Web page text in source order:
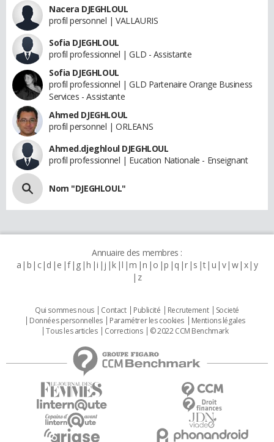
Nacera DJEGHLOUL
profil personnel | VALLAURIS
Sofia DJEGHLOUL
profil professionnel | GLD - Assistante
Sofia DJEGHLOUL
profil professionnel | GLD Partenaire Orange Business
Services - Assistante
Ahmed DJEGHLOUL
profil personnel | ORLEANS
Ahmed.djeghloul DJEGHLOUL
profil professionnel | Eucation Nationale - Enseignant
Nom "DJEGHLOUL"
Annuaire des membres :
a b c d e f g h i j k l m n o p q r s t u v w x y
z
Qui sommes nous Contact Publicité Recrutement
Societé
Données personnelles
Paramétrer les cookies
Mentions légales
Tous les articles
Corrections © 2022 CCM Benchmark